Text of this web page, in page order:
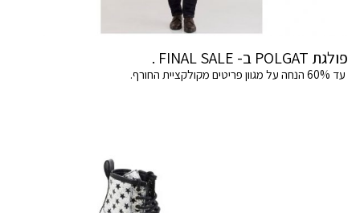
פולגת POLGAT ב- FINAL SALE .
עד 60% הנחה על מגוון פריטים מקולקציית החורף.